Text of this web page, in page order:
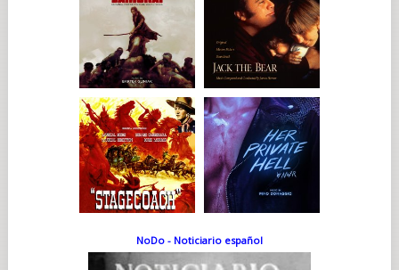
NoDo - Noticiario español